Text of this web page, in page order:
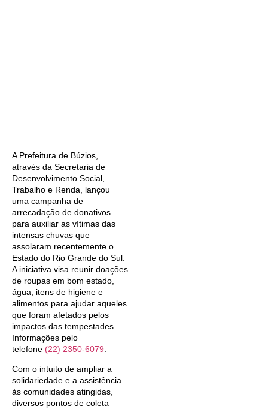
A Prefeitura de Búzios,
através da Secretaria de
Desenvolvimento Social,
Trabalho e Renda, lançou
uma campanha de
arrecadação de donativos
para auxiliar as vítimas das
intensas chuvas que
assolaram recentemente o
Estado do Rio Grande do Sul.
A iniciativa visa reunir doações
de roupas em bom estado,
água, itens de higiene e
alimentos para ajudar aqueles
que foram afetados pelos
impactos das tempestades.
Informações pelo
telefone (22) 2350-6079
Com o intuito de ampliar a
solidariedade e a assistência
às comunidades atingidas,
diversos pontos de coleta